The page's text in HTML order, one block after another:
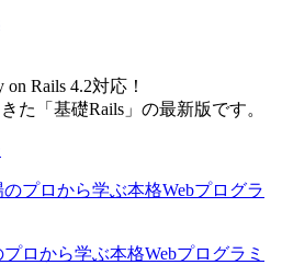
Rails 4.2対応！
た「基礎Rails」の最新版です。
ロから学ぶ本格Webプログラミ